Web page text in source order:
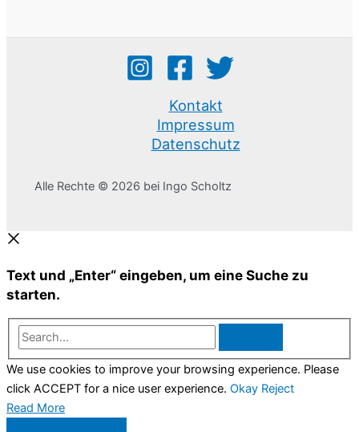
Kontakt
Impressum
Datenschutz
Alle Rechte © 2026 bei Ingo Scholtz
Text und „Enter“ eingeben, um eine Suche zu
starten.
Search...
We use cookies to improve your browsing experience. Please
click ACCEPT for a nice user experience. Okay Reject
Read More